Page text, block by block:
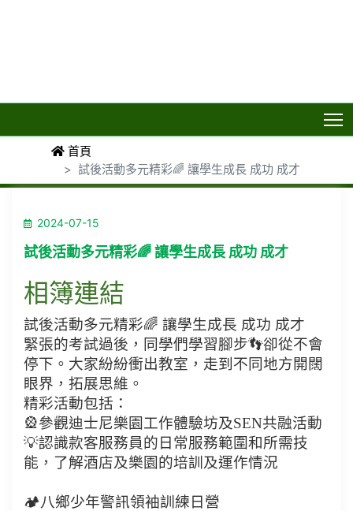
首頁
試後活動多元精彩🌈 讓學生成長 成功 成才
2024-07-15
試後活動多元精彩🌈 讓學生成長 成功 成才
相簿連結
試後活動多元精彩🌈 讓學生成長 成功 成才
緊張的考試過後，同學們學習腳步👣卻從不會
停下。大家紛紛衝出教室，走到不同地方開闊
眼界，拓展思維。
精彩活動包括：
🎡參觀迪士尼樂園工作體驗坊及SEN共融活動
💡認識款客服務員的日常服務範圍和所需技
能，了解酒店及樂園的培訓及運作情況
🏕八鄉少年警訊領袖訓練日營